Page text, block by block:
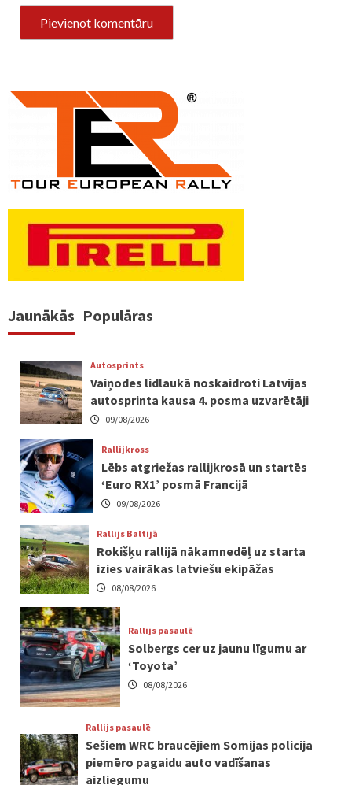
Jaunākās Populāras
Autosprints
Vaiņodes lidlaukā noskaidroti Latvijas
autosprinta kausa 4. posma uzvarētāji
09/08/2026
Rallijkross
Lēbs atgriežas rallijkrosā un startēs
‘Euro RX1’ posmā Francijā
09/08/2026
Rallijs Baltijā
Rokišķu rallijā nākamnedēļ uz starta
izies vairākas latviešu ekipāžas
08/08/2026
Rallijs pasaulē
Solbergs cer uz jaunu līgumu ar
‘Toyota’
08/08/2026
Rallijs pasaulē
Sešiem WRC braucējiem Somijas policija
piemēro pagaidu auto vadīšanas
aizliegumu